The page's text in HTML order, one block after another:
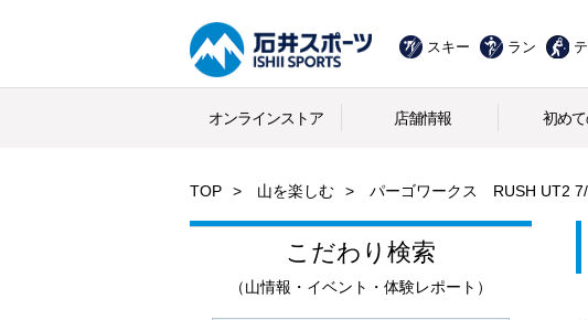
スキー ラン
オンラインストア 店舗情報 初め
TOP 山を楽しむ パーゴワークス RUSH UT2 7/
こだわり検索
（山情報・イベント・体験レポート）